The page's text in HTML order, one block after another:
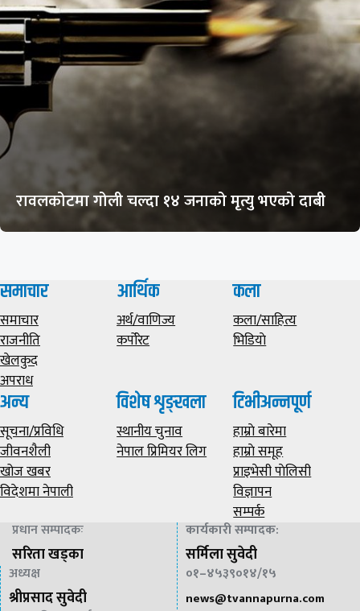
रावलकोटमा गोली चल्दा १४ जनाको मृत्यु भएको दाबी
समाचार
समाचार
राजनीति
खेलकुद
अपराध
आर्थिक
अर्थ/वाणिज्य
कर्पोरेट
कला
कला/साहित्य
भिडियाे
अन्य
सूचना/प्रविधि
जीवनशैली
खोज खबर
विदेशमा नेपाली
विशेष शृङ्खला
स्थानीय चुनाव
नेपाल प्रिमियर लिग
टिभीअन्नपूर्ण
हाम्राे बारेमा
हाम्राे समूह
प्राइभेसी पाेलिसी
विज्ञापन
सम्पर्क
प्रधान सम्पादकः
सरिता खड्का
कार्यकारी सम्पादक:
सर्मिला सुवेदी
अध्यक्ष
श्रीप्रसाद सुवेदी
०१–४५३९०१४/१५
news@tvannapurna.com